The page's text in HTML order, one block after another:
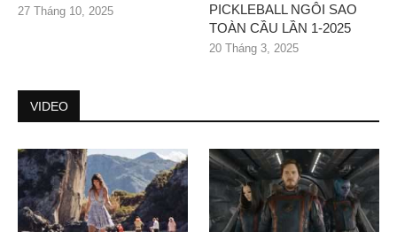
27 Tháng 10, 2025
PICKLEBALL NGÔI SAO
TOÀN CẦU LẦN 1-2025
20 Tháng 3, 2025
VIDEO